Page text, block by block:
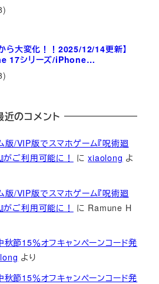
ら大変化！！2025/12/14更新】
17シリーズ/iPhone…
近のコメント
版/VIP版でスマホゲーム『呪術廻
がご利用可能に！
にxiaolong よ
版/VIP版でスマホゲーム『呪術廻
がご利用可能に！
に Ramune H
秋節15％オフキャンペーンコード発
より
秋節15％オフキャンペーンコード発